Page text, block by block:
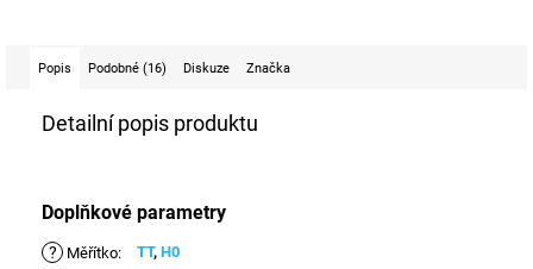
Popis Podobné (16) Diskuze Značka
Detailní popis produktu
Doplňkové parametry
? Měřítko: TT, H0